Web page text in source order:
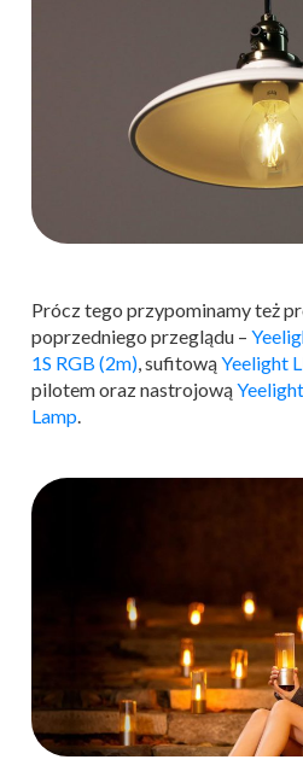
Prócz tego przypominamy też
poprzedniego przeglądu –
1S RGB (2m), sufitowąYeelight
pilotem oraz nastrojową
Lamp.